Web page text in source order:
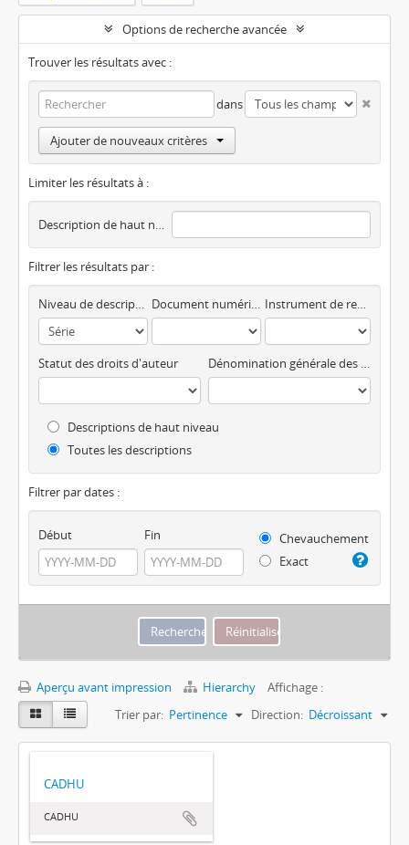
Options de recherche avancée
Trouver les résultats avec :
dans
Ajouter de nouveaux critères
Limiter les résultats à :
Description de haut niveau
Filtrer les résultats par :
Niveau de description Document numérique disponible Instrument de recherche
Statut des droits d'auteur Dénomination générale des documents
Descriptions de haut niveau
Toutes les descriptions
Filtrer par dates :
Début Fin
Chevauchement
Exact
Aperçu avant impression Hierarchy
Affichage :
Trier par: Pertinence Direction: Décroissant
CADHU
CADHU